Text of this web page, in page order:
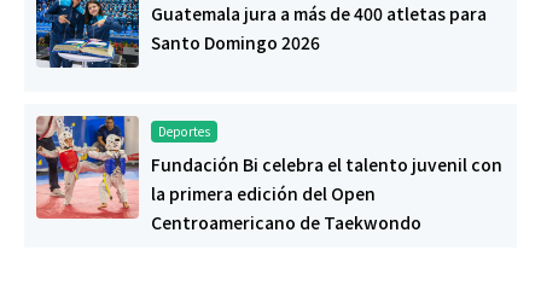
Guatemala jura a más de 400 atletas para
Santo Domingo 2026
Deportes
Fundación Bi celebra el talento juvenil con
la primera edición del Open
Centroamericano de Taekwondo